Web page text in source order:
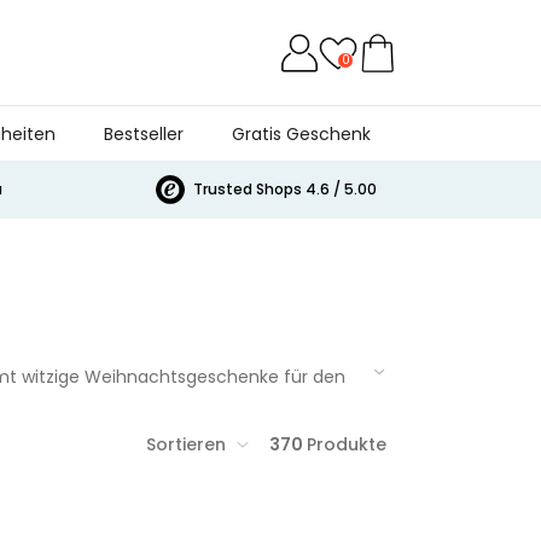
0
Bestseller Gratis Geschenk
Trusted Shops 4.6 / 5.00
witzige Weihnachtsgeschenke für den
Kategorien 2025 – sortiert nach
Sortieren 370 Produkte